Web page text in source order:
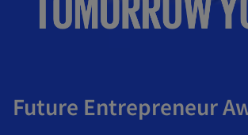
Future Entrepreneur